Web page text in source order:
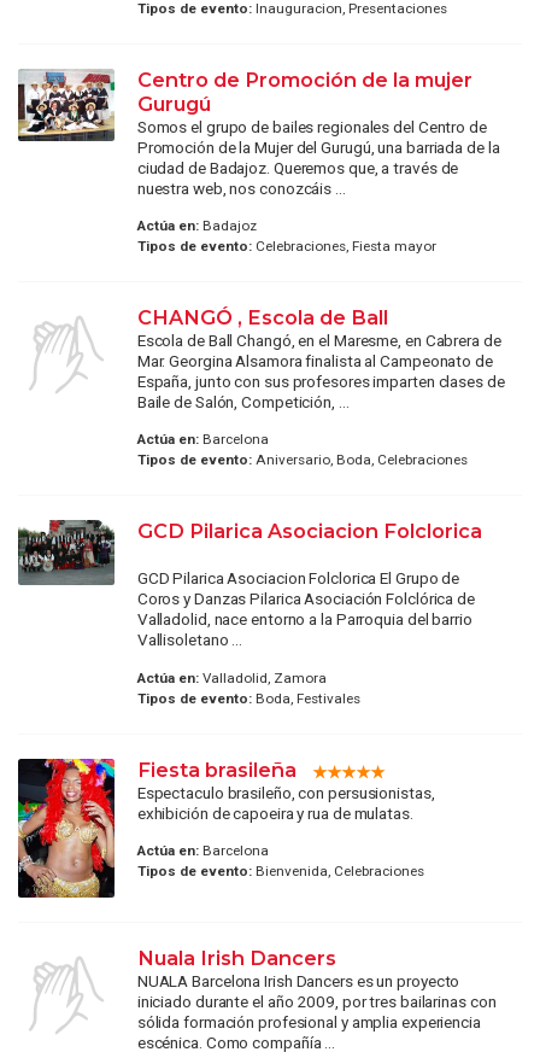
Tipos de evento:Inauguracion, Presentaciones
Centro de Promoción de la mujer
Gurugú
Somos el grupo de bailes regionales del Centro de
Promoción de la Mujer del Gurugú, una barriada de la
ciudad de Badajoz. Queremos que, a través de
nuestra web, nos conozcáis ...
Actúa en:Badajoz
Tipos de evento:Celebraciones, Fiesta mayor
CHANGÓ , Escola de Ball
Escola de Ball Changó, en el Maresme, en Cabrera de
Mar. Georgina Alsamora finalista al Campeonato de
España, junto con sus profesores imparten clases de
Baile de Salón, Competición, ...
Actúa en:Barcelona
Tipos de evento:Aniversario, Boda, Celebraciones
GCD Pilarica Asociacion Folclorica
GCD Pilarica Asociacion Folclorica El Grupo de
Coros y Danzas Pilarica Asociación Folclórica de
Valladolid, nace entorno a la Parroquia del barrio
Vallisoletano ...
Actúa en:Valladolid, Zamora
Tipos de evento:Boda, Festivales
Fiesta brasileña
Espectaculo brasileño, con persusionistas,
exhibición de capoeira y rua de mulatas.
Actúa en:Barcelona
Tipos de evento:Bienvenida, Celebraciones
Nuala Irish Dancers
NUALA Barcelona Irish Dancers es un proyecto
iniciado durante el año 2009, por tres bailarinas con
sólida formación profesional y amplia experiencia
escénica. Como compañía ...